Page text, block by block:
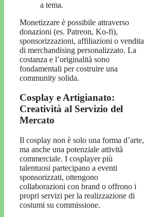
a tema.
Monetizzare è possibile attraverso
donazioni (es. Patreon, Ko-fi),
sponsorizzazioni, affiliazioni o vendita
di merchandising personalizzato. La
costanza e l’originalità sono
fondamentali per costruire una
community solida.
Cosplay e Artigianato:
Creatività al Servizio del
Mercato
Il cosplay non è solo una forma d’arte,
ma anche una potenziale attività
commerciale. I cosplayer più
talentuosi partecipano a eventi
sponsorizzati, ottengono
collaborazioni con brand o offrono i
propri servizi per la realizzazione di
costumi su commissione.